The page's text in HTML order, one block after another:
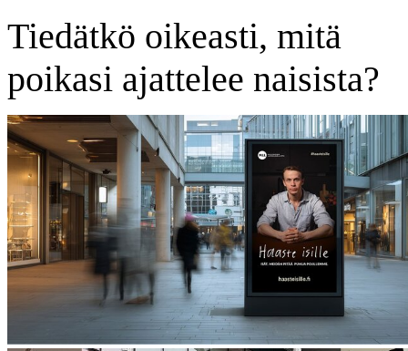
Tiedätkö oikeasti, mitä
poikasi ajattelee naisista?